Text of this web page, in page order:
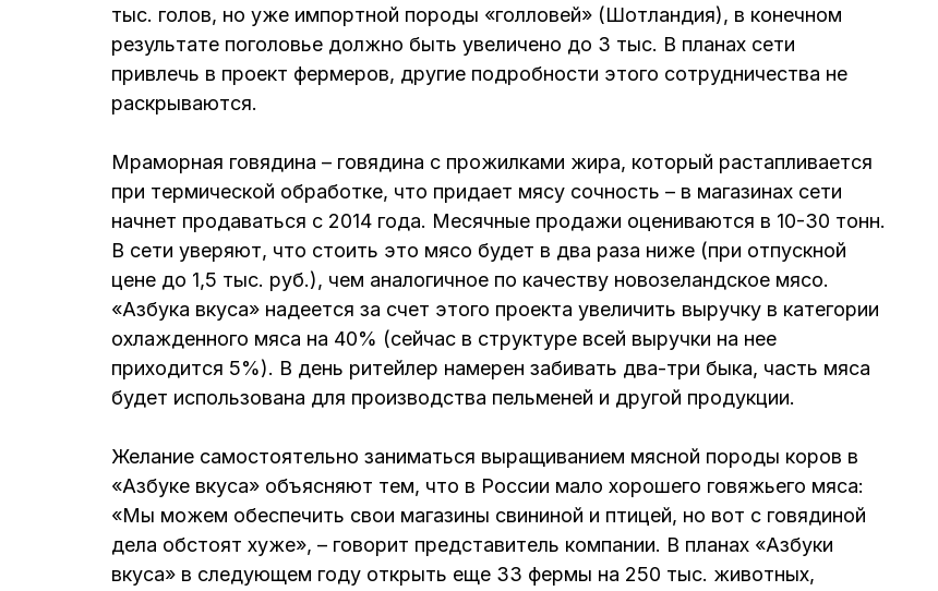
тыс. голов, но уже импортной породы «голловей» (Шотландия), в конечном
результате поголовье должно быть увеличено до 3 тыс. В планах сети
привлечь в проект фермеров, другие подробности этого сотрудничества не
раскрываются.
Мраморная говядина – говядина с прожилками жира, который растапливается
при термической обработке, что придает мясу сочность – в магазинах сети
начнет продаваться с 2014 года. Месячные продажи оцениваются в 10-30 тонн.
В сети уверяют, что стоить это мясо будет в два раза ниже (при отпускной
цене до 1,5 тыс. руб.), чем аналогичное по качеству новозеландское мясо.
«Азбука вкуса» надеется за счет этого проекта увеличить выручку в категории
охлажденного мяса на 40% (сейчас в структуре всей выручки на нее
приходится 5%). В день ритейлер намерен забивать два-три быка, часть мяса
будет использована для производства пельменей и другой продукции.
Желание самостоятельно заниматься выращиванием мясной породы коров в
«Азбуке вкуса» объясняют тем, что в России мало хорошего говяжьего мяса:
«Мы можем обеспечить свои магазины свининой и птицей, но вот с говядиной
дела обстоят хуже», – говорит представитель компании. В планах «Азбуки
вкуса» в следующем году открыть еще 33 фермы на 250 тыс. животных,